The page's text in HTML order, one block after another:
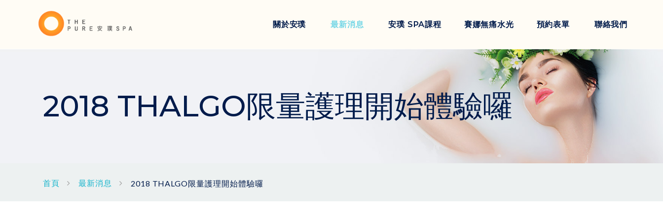
關於安璞 最新消息 安璞 SPA課程 賽娜無痛水光 預約表單 聯絡我們
2018 THALGO限量護理開始體驗囉
首頁 最新消息 2018 THALGO限量護理開始體驗囉